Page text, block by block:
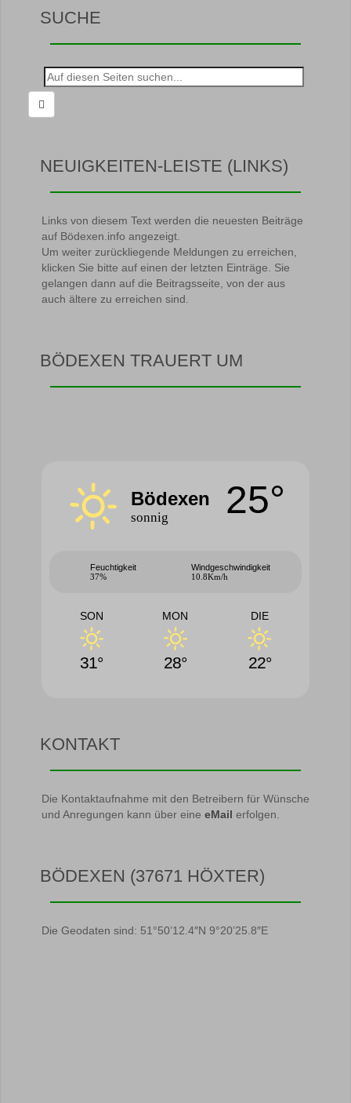
SUCHE
Suche
nach:
NEUIGKEITEN-LEISTE (LINKS)
Links von diesem Text werden die neuesten Beiträge
auf Bödexen.info angezeigt.
Um weiter zurückliegende Meldungen zu erreichen,
klicken Sie bitte auf einen der letzten Einträge. Sie
gelangen dann auf die Beitragsseite, von der aus
auch ältere zu erreichen sind.
BÖDEXEN TRAUERT UM
Bödexen
sonnig 25°
Feuchtigkeit
37%
Windgeschwindigkeit
10.8Km/h
SON
31°
MON
28°
DIE
22°
KONTAKT
Die Kontaktaufnahme mit den Betreibern für Wünsche
und Anregungen kann über eine eMail erfolgen.
BÖDEXEN (37671 HÖXTER)
Die Geodaten sind: 51°50’12.4″N 9°20’25.8″E